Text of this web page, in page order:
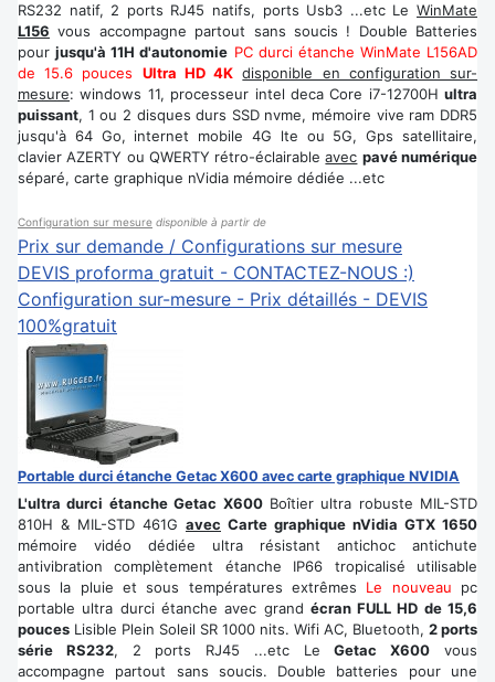
RS232 natif, 2 ports RJ45 natifs, ports Usb3 ...etc Le WinMate
L156 vous accompagne partout sans soucis ! Double Batteries
pourjusqu'à 11H d'autonomie PC durci étanche WinMate L156AD
de 15.6 pouces Ultra HD 4K disponible en configuration sur-
mesure: windows 11, processeur intel deca Core i7-12700H ultra
puissant, 1 ou 2 disques durs SSD nvme, mémoire vive ram DDR5
jusqu'à 64 Go, internet mobile 4G lte ou 5G, Gps satellitaire,
clavier AZERTY ou QWERTY rétro-éclairableavec pavé numérique
séparé, carte graphique nVidia mémoire dédiée ...etc
Configuration sur mesure disponible à partir de
Prix sur demande / Configurations sur mesure
DEVIS proforma gratuit - CONTACTEZ-NOUS :)
Configuration sur-mesure - Prix détaillés - DEVIS
100%gratuit
Portable durci étanche Getac X600 avec carte graphique NVIDIA
L'ultra durci étanche Getac X600Boîtier ultra robuste MIL-STD
810H & MIL-STD 461G avec Carte graphique nVidia GTX 1650
mémoire vidéo dédiée ultra résistant antichoc antichute
antivibration complètement étanche IP66 tropicalisé utilisable
sous la pluie et sous températures extrêmes Le nouveau pc
portable ultra durci étanche avec grand écran FULL HD de 15,6
pouces Lisible Plein Soleil SR 1000 nits. Wifi AC, Bluetooth, 2 ports
série RS232, 2 ports RJ45 ...etc LeGetac X600 vous
accompagne partout sans soucis. Double batteries pour une